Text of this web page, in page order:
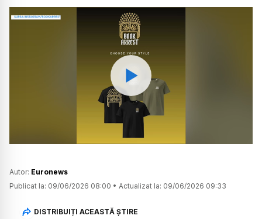
Watch
Autor: Euronews
Publicat la: 09/06/2026 08:00 • Actualizat la: 09/06/2026 09:33
DISTRIBUIȚI ACEASTĂ ȘTIRE